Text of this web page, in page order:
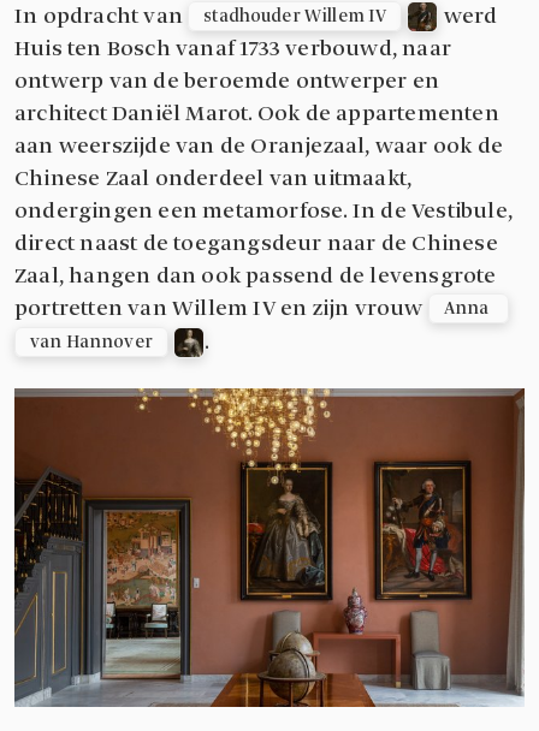
In opdracht van stadhouder Willem IV
werd
Huis ten Bosch vanaf 1733 verbouwd, naar
ontwerp van de beroemde ontwerper en
architect Daniël Marot. Ook de appartementen
aan weerszijde van de Oranjezaal, waar ook de
Chinese Zaal onderdeel van uitmaakt,
ondergingen een metamorfose. In de Vestibule,
direct naast de toegangsdeur naar de Chinese
Zaal, hangen dan ook passend de levensgrote
portretten van Willem IV en zijn vrouw
Anna
van Hannover
.